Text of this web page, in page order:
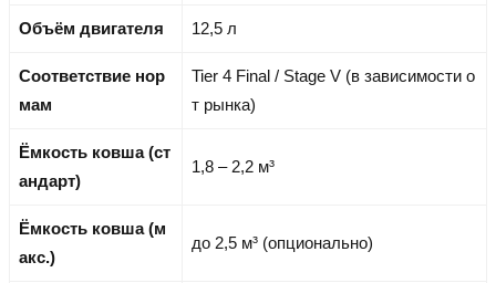
Объём двигателя 12,5 л
Соответствие нор
мам
Tier 4 Final / Stage V (в зависимости о
т рынка)
Ёмкость ковша (ст
андарт)
1,8 – 2,2 м³
Ёмкость ковша (м
акс.)
до 2,5 м³ (опционально)